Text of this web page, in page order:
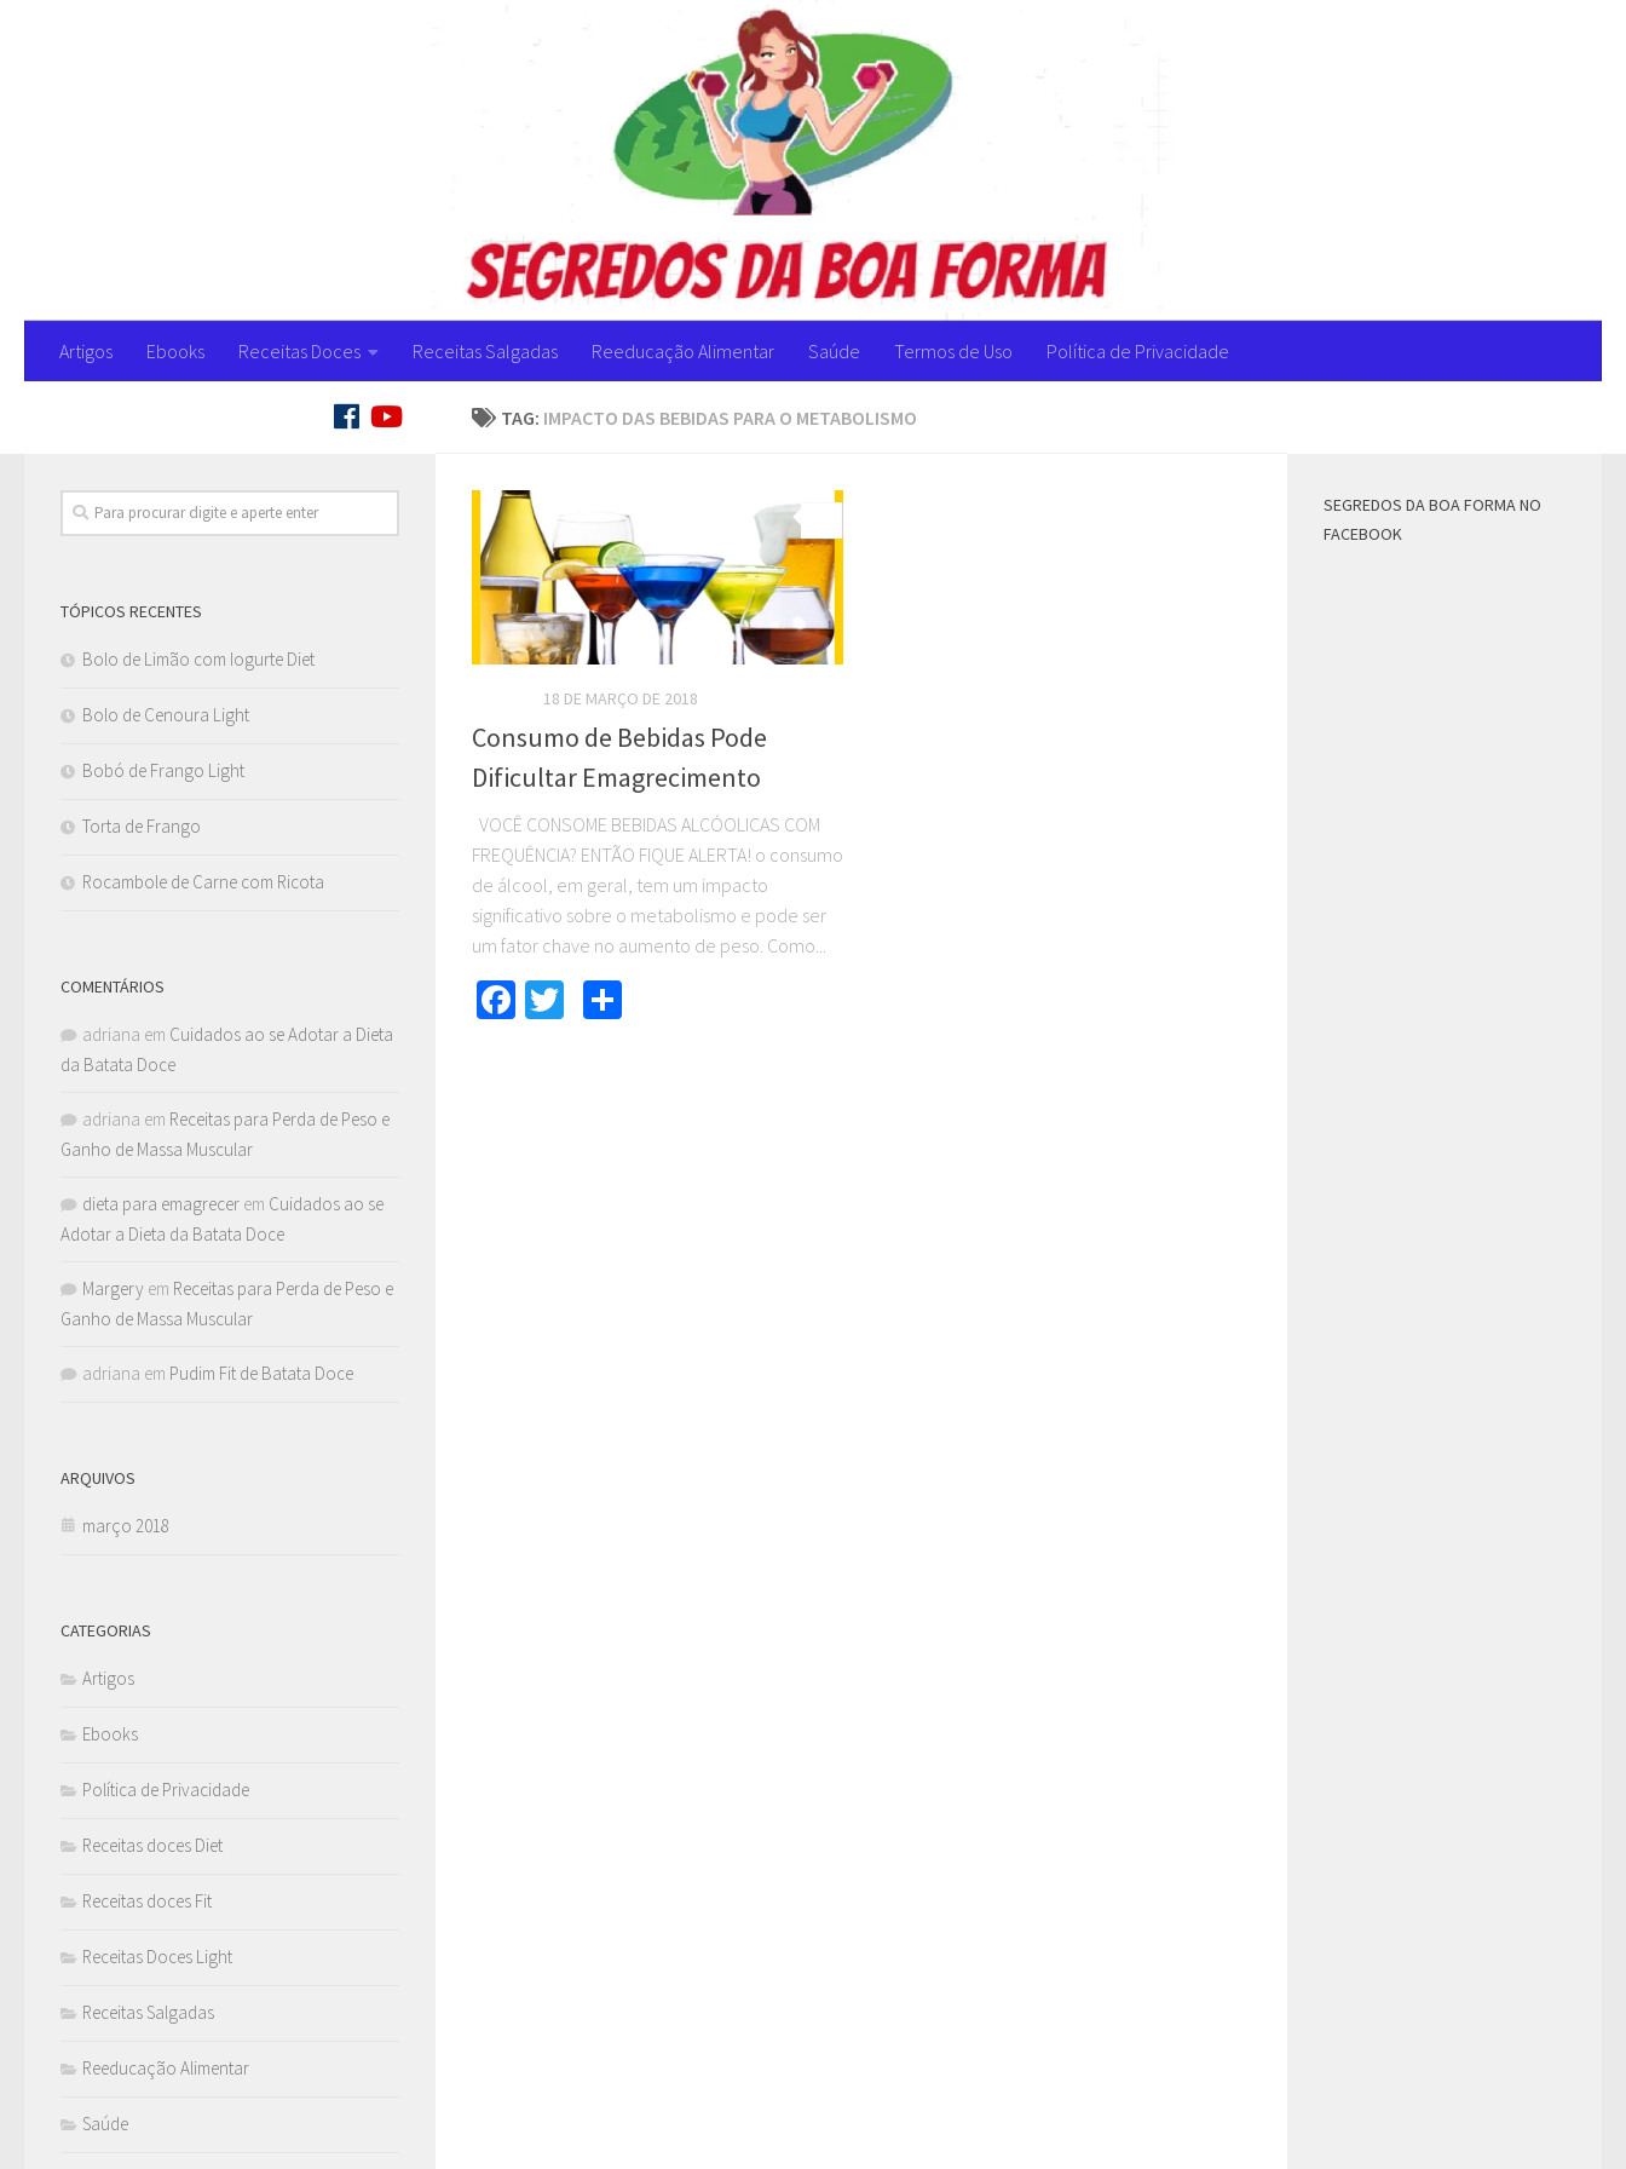
Artigos Ebooks Receitas Doces Receitas Salgadas Reeducação Alimentar Saúde Termos de Uso Política de Privacidade
TAG: IMPACTO DAS BEBIDAS PARA O METABOLISMO
18 DE MARÇO DE 2018
Consumo de Bebidas Pode
Dificultar Emagrecimento
VOCÊ CONSOME BEBIDAS ALCÓOLICAS COM
FREQUÊNCIA? ENTÃO FIQUE ALERTA! o consumo
de álcool, em geral, tem um impacto
significativo sobre o metabolismo e pode ser
um fator chave no aumento de peso. Como...
Facebook
Twitter
TÓPICOS RECENTES
Bolo de Limão com Iogurte Diet
Bolo de Cenoura Light
Bobó de Frango Light
Torta de Frango
Rocambole de Carne com Ricota
COMENTÁRIOS
adriana em Cuidados ao se Adotar a Dieta
da Batata Doce
adriana em Receitas para Perda de Peso e
Ganho de Massa Muscular
dieta para emagrecer em Cuidados ao se
Adotar a Dieta da Batata Doce
Margery em Receitas para Perda de Peso e
Ganho de Massa Muscular
adriana em Pudim Fit de Batata Doce
ARQUIVOS
março 2018
CATEGORIAS
Artigos
Ebooks
Política de Privacidade
Receitas doces Diet
Receitas doces Fit
Receitas Doces Light
Receitas Salgadas
Reeducação Alimentar
Saúde
SEGREDOS DA BOA FORMA NO
FACEBOOK